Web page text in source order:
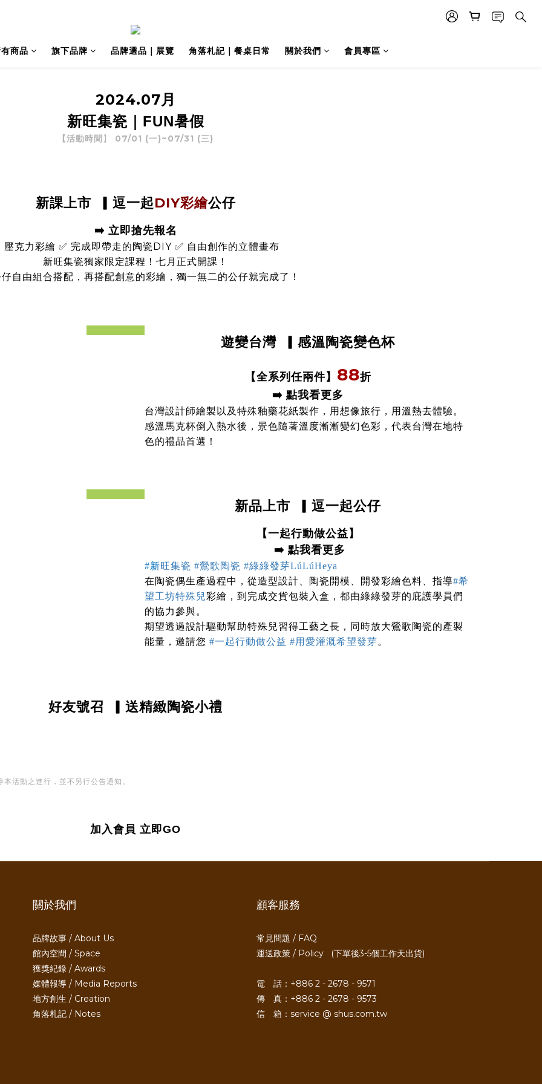
商品 旗下品牌 品牌選品｜展覽 角落札記｜餐桌日常 關於我們 會員專區
2024.07月
新旺集瓷 ｜FUN暑假
【活動時間 】 07/01 (一)~07/31 (三)
新課上市 ▎逗一起DIY彩繪公仔
➡️ 立即搶先報名
壓克力彩繪 ✅ 完成即帶走的陶瓷DIY ✅ 自由創作的立體畫布
新旺集瓷獨家限定課程！七月正式開課！
自由組合搭配，再搭配創意的彩繪，獨一無二的公仔就完成了！
遊變台灣 ▎感溫陶瓷變色杯
【全系列任兩件】 88折
➡️ 點我看更多
台灣設計師繪製以及特殊釉藥花紙製作，用想像旅行，用溫熱去體驗。
感溫馬克杯倒入熱水後，景色隨著溫度漸漸變幻色彩，代表台灣在地特
色的禮品首選！
prev next
新品上市 ▎逗一起公仔
【一起行動做公益 】
➡️ 點我看更多
#新旺集瓷 #鶯歌陶瓷 #綠綠發芽LúLúHeya
在陶瓷偶生產過程中，從造型設計、陶瓷開模、開發彩繪色料、指導#希
望工坊特殊兒彩繪 ， 到完成交貨包裝入盒，都由綠綠發芽的庇護學員們
的協力參與。
期望透過設計驅動幫助特殊兒習得工藝之長，同時放大鶯歌陶瓷的產製
能量，邀請您 #一起行動做公益 #用愛灌溉希望發芽。
好友號召 ▎送精緻陶瓷小禮
活動之進行，並不另行公告通知。
加入會員 立即GO
關於我們
品牌故事 / About Us
館內空間 / Space
獲獎紀錄 / Awards
媒體報導 / Media Reports
地方創生 / Creation
角落札記 / Notes
顧客服務
常見問題 / FAQ
運送政策 / Policy (下單後3-5個工作天出貨)
電 話：+886 2 - 2678 - 9571
傳 真：+886 2 - 2678 - 9573
信 箱：service @ shus.com.tw